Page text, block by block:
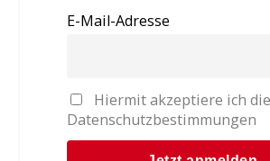
E-Mail-Adresse
Hiermit akzeptiere ich die
Datenschutzbestimmungen